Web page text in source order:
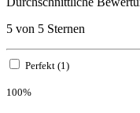
5 von 5 Sternen
Perfekt (1)
100%